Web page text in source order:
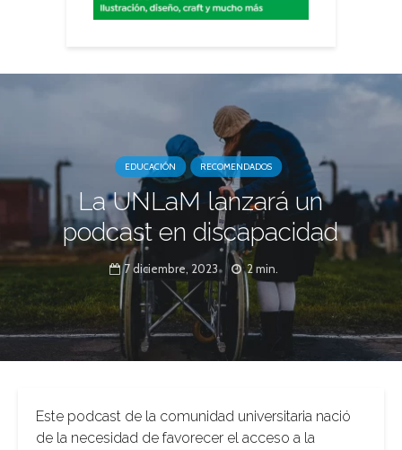
EDUCACIÓN RECOMENDADOS
La UNLaM lanzará un
podcast en discapacidad
7 diciembre, 2023 2 min.
Este podcast de la comunidad universitaria nació
de la necesidad de favorecer el acceso a la